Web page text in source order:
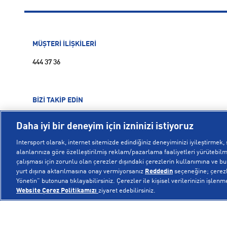
MÜŞTERİ İLİŞKİLERİ
444 37 36
BİZİ TAKİP EDİN
Daha iyi bir deneyim için izninizi istiyoruz
Intersport olarak, internet sitemizde edindiğiniz deneyiminizi
alanlarınıza göre özelleştirilmiş reklam/pazarlama faaliyetleri
çalışması için zorunlu olan çerezler dışındaki çerezlerin kullanımına ve
yurt dışına aktarılmasına onay vermiyorsanız Reddedin seçeneğine;
Yönetin” butonuna tıklayabilirsiniz. Çerezler ile kişisel verilerinizin
Website Çerez Politikamızı ziyaret edebilirsiniz.